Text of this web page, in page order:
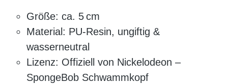
Größe: ca. 5 cm
Material: PU‑Resin, ungiftig &
wasserneutral
Lizenz: Offiziell von Nickelodeon –
SpongeBob Schwammkopf